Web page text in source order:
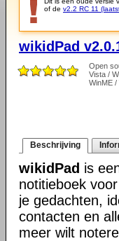
of de v2.2 RC 11
wikidPad
Open
Vista /
WinME /
Beschrijving
wikidPad is
notitieboek
je gedachten,
contacten en
meer wilt